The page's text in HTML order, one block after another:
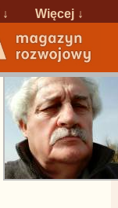
↓
Więcej ↓